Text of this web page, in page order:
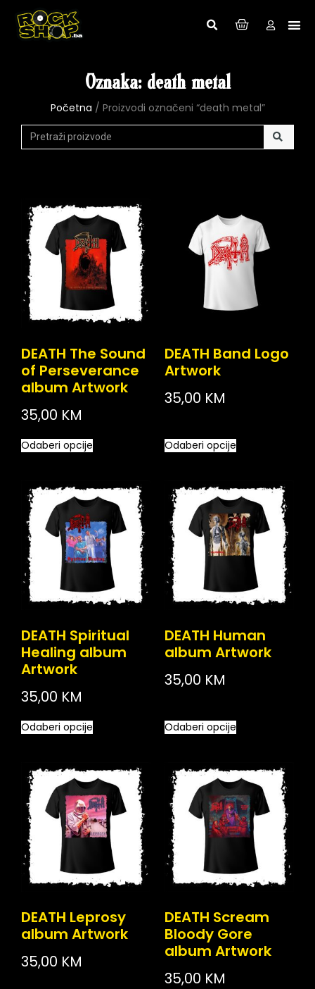
Oznaka: death metal
Početna / Proizvodi označeni “death metal”
DEATH The Sound
of Perseverance
album Artwork
35,00 KM
Odaberi opcije
DEATH Band Logo
Artwork
35,00 KM
Odaberi opcije
DEATH Spiritual
Healing album
Artwork
35,00 KM
Odaberi opcije
DEATH Human
album Artwork
35,00 KM
Odaberi opcije
DEATH Leprosy
album Artwork
35,00 KM
DEATH Scream
Bloody Gore
album Artwork
35,00 KM